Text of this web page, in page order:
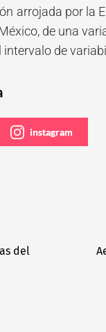
arrojada por la
de una
de
instagram
del